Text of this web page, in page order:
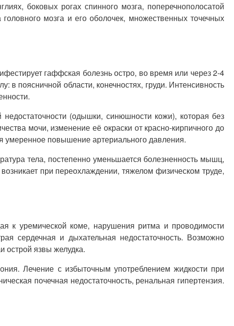
боковых рогах спинного мозга, поперечнополосатой
мозга и его оболочек, множественных точечных
гаффская болезнь остро, во время или через 2-4
поясничной области, конечностях, груди. Интенсивность
(одышки, синюшности кожи), которая без
мочи, изменение её окраски от красно-кирпичного до
умеренное повышение артериального давления.
тела, постепенно уменьшается болезненность мышц,
при переохлаждении, тяжелом физическом труде,
к уремической коме, нарушения ритма и проводимости
сердечная и дыхательная недостаточность. Возможно
острой язвы желудка.
Лечение с избыточным употреблением жидкости при
почечная недостаточность, ренальная гипертензия.